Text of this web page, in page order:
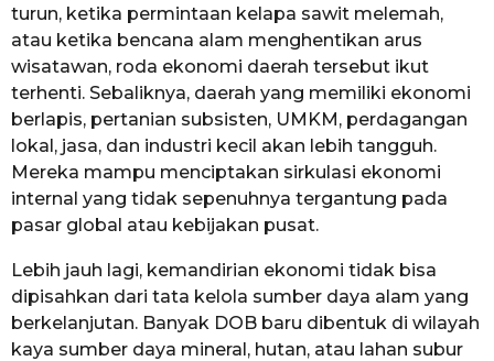
turun, ketika permintaan kelapa sawit melemah,
atau ketika bencana alam menghentikan arus
wisatawan, roda ekonomi daerah tersebut ikut
terhenti. Sebaliknya, daerah yang memiliki ekonomi
berlapis, pertanian subsisten, UMKM, perdagangan
lokal, jasa, dan industri kecil akan lebih tangguh.
Mereka mampu menciptakan sirkulasi ekonomi
internal yang tidak sepenuhnya tergantung pada
pasar global atau kebijakan pusat.
Lebih jauh lagi, kemandirian ekonomi tidak bisa
dipisahkan dari tata kelola sumber daya alam yang
berkelanjutan. Banyak DOB baru dibentuk di wilayah
kaya sumber daya mineral, hutan, atau lahan subur